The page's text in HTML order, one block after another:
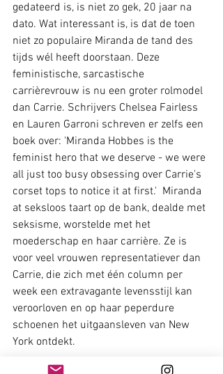
gedateerd is, is niet zo gek, 20 jaar na
dato. Wat interessant is, is dat de toen
niet zo populaire Miranda de tand des
tijds wél heeft doorstaan. Deze
feministische, sarcastische
carrièrevrouw is nu een groter rolmodel
dan Carrie. Schrijvers Chelsea Fairless
en Lauren Garroni schreven er zelfs een
boek over: 'Miranda Hobbes is the
feminist hero that we deserve - we were
all just too busy obsessing over Carrie's
corset tops to notice it at first.'  Miranda
at seksloos taart op de bank, dealde met
seksisme, worstelde met het
moederschap en haar carrière. Ze is
voor veel vrouwen representatiever dan
Carrie, die zich met één column per
week een extravagante levensstijl kan
veroorloven en op haar peperdure
schoenen het uitgaansleven van New
York ontdekt.